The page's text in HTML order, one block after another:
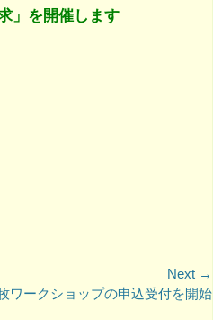
」を開催します
Next →
ワークショップの申込受付を開始